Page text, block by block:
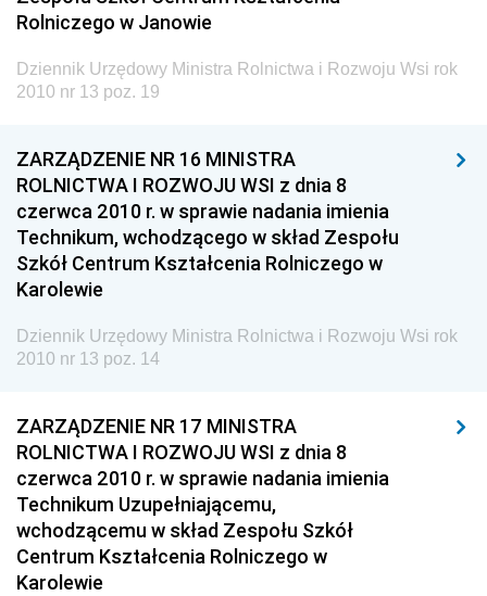
Dziennik Urzędowy Ministra Przedsiębiorczości i
Dziennik Urzędowy Ministra Inwestycji i Rozwoju
Dziennik Urzędowy Ministra Finansów, Inwestycji i
Rozwoju
Dziennik Urzędowy Ministra Klimatu
Dziennik Urzędowy Ministra Sportu
Regionalnej
Dziennik Urzędowy Ministra Zdrowia
Dziennik Urzędowy Ministra Środowiska i Głównego
Inspektora Ochrony Środowiska
Dziennik Urzędowy Ministra Klimatu i Środowiska
Dziennik Urzędowy Ministerstwa Kultury, Dziedzictwa
Narodowego i Sportu
Rolniczego w Janowie
Dziennik Urzędowy Ministra Rolnictwa i Rozwoju Wsi rok
2010 nr 13 poz. 19
ZARZĄDZENIE NR 16 MINISTRA
ROLNICTWA I ROZWOJU WSI z dnia 8
czerwca 2010 r. w sprawie nadania imienia
Technikum, wchodzącego w skład Zespołu
Szkół Centrum Kształcenia Rolniczego w
Karolewie
Dziennik Urzędowy Ministra Rolnictwa i Rozwoju Wsi rok
2010 nr 13 poz. 14
ZARZĄDZENIE NR 17 MINISTRA
ROLNICTWA I ROZWOJU WSI z dnia 8
czerwca 2010 r. w sprawie nadania imienia
Technikum Uzupełniającemu,
wchodzącemu w skład Zespołu Szkół
Centrum Kształcenia Rolniczego w
Karolewie